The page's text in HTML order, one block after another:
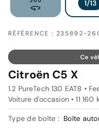
RÉFÉRENCE : 235892-
Ce
Citroën C5 X
1.2 PureTech 130 EAT8 •
Voiture d'occasion • 11 160
Type de boîte : Boîte